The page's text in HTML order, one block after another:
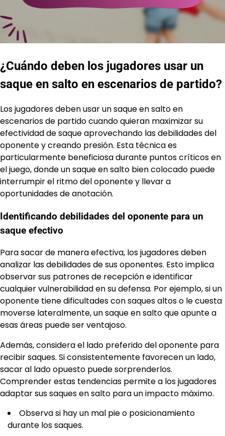
¿Cuándo deben los jugadores usar un
saque en salto en escenarios de partido?
Los jugadores deben usar un saque en salto en
escenarios de partido cuando quieran maximizar su
efectividad de saque aprovechando las debilidades del
oponente y creando presión. Esta técnica es
particularmente beneficiosa durante puntos críticos en
el juego, donde un saque en salto bien colocado puede
interrumpir el ritmo del oponente y llevar a
oportunidades de anotación.
Identificando debilidades del oponente para un
saque efectivo
Para sacar de manera efectiva, los jugadores deben
analizar las debilidades de sus oponentes. Esto implica
observar sus patrones de recepción e identificar
cualquier vulnerabilidad en su defensa. Por ejemplo, si un
oponente tiene dificultades con saques altos o le cuesta
moverse lateralmente, un saque en salto que apunte a
esas áreas puede ser ventajoso.
Además, considera el lado preferido del oponente para
recibir saques. Si consistentemente favorecen un lado,
sacar al lado opuesto puede sorprenderlos.
Comprender estas tendencias permite a los jugadores
adaptar sus saques en salto para un impacto máximo.
Observa si hay un mal pie o posicionamiento
durante los saques.